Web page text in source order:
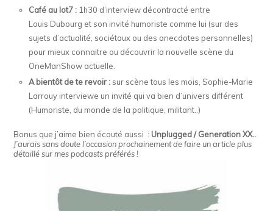
Café au lot7 : 1h30 d’interview décontracté entre
Louis Dubourg et son invité humoriste comme lui (sur des
sujets d’actualité, sociétaux ou des anecdotes personnelles)
pour mieux connaitre ou découvrir la nouvelle scène du
OneManShow actuelle.
A bientôt de te revoir :sur scène tous les mois, Sophie-Marie
Larrouy interviewe un invité qui va bien d’univers différent
(Humoriste, du monde de la politique, militant..)
Bonus que j’aime bien écouté aussi : Unplugged / Generation XX..
J’aurais sans doute l’occasion prochainement de faire un article plus
détaillé sur mes podcasts préférés !